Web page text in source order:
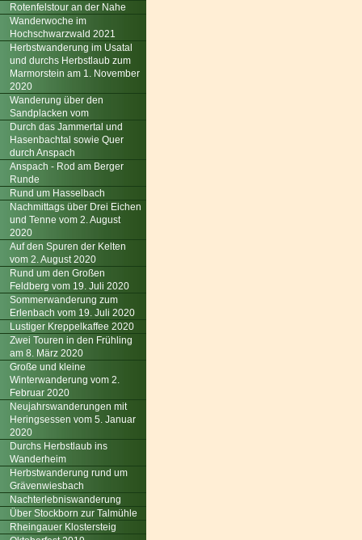
Rotenfelstour an der Nahe
Wanderwoche im
Hochschwarzwald 2021
Herbstwanderung im Usatal
und durchs Herbstlaub zum
Marmorstein am 1. November
2020
Wanderung über den
Sandplacken vom
Durch das Jammertal und
Hasenbachtal sowie Quer
durch Anspach
Anspach - Rod am Berger
Runde
Rund um Hasselbach
Nachmittags über Drei Eichen
und Tenne vom 2. August
2020
Auf den Spuren der Kelten
vom 2. August 2020
Rund um den Großen
Feldberg vom 19. Juli 2020
Sommerwanderung zum
Erlenbach vom 19. Juli 2020
Lustiger Kreppelkaffee 2020
Zwei Touren in den Frühling
am 8. März 2020
Große und kleine
Winterwanderung vom 2.
Februar 2020
Neujahrswanderungen mit
Heringsessen vom 5. Januar
2020
Durchs Herbstlaub ins
Wanderheim
Herbstwanderung rund um
Grävenwiesbach
Nachterlebniswanderung
Über Stockborn zur Talmühle
Rheingauer Klostersteig